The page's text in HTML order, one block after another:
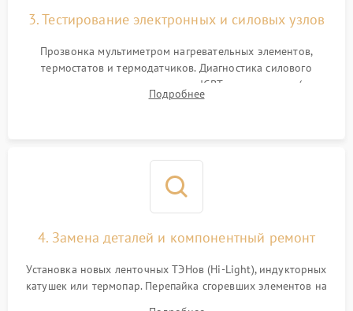
3. Тестирование электронных и силовых узлов
Прозвонка мультиметром нагревательных элементов,
термостатов и термодатчиков. Диагностика силового
модуля, реле, диодных мостов и IGBT-транзисторов (для
индукции). Проверка кранов и газ-контроля (для газовых
Подробнее
4. Замена деталей и компонентный ремонт
Установка новых ленточных ТЭНов (Hi-Light), индукторных
катушек или термопар. Перепайка сгоревших элементов на